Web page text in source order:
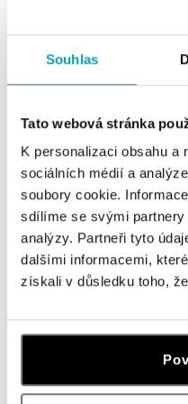
Souhlas
Tato webová stránka
K personalizaci obsahu a
sociálních médií a
soubory cookie.
sdílíme se svými
analýzy. Partneři tyto
dalšími informacemi,
získali v důsledku toho,
Všetky Česko
ALO diamonds
tel.: +421 911 854 322, +421
otvorené v Pondelok od
ALOve OC Aupark,
Einsteinova 3541/18, 851
tel.: +421917090556
dnes otvorené do 21:00
dnes otvorené do 21:00